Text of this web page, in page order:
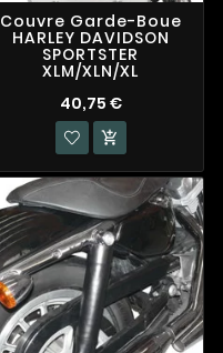
Couvre Garde-Boue
HARLEY DAVIDSON
SPORTSTER
XLM/XLN/XL
40,75 €
